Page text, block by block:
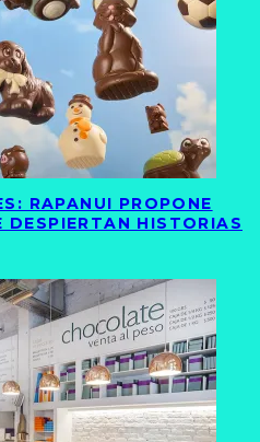
RAPANUI PROPONE
DESPIERTAN HISTORIAS